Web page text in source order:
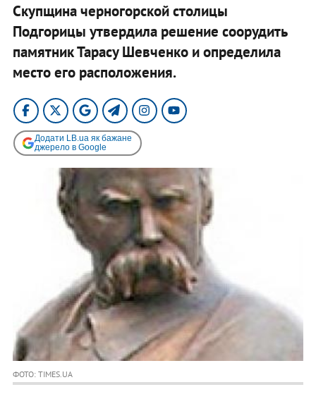
Скупщина черногорской столицы
Подгорицы утвердила решение соорудить
памятник Тарасу Шевченко и определила
место его расположения.
Додати LB.ua як бажане
джерело в Google
ФОТО: TIMES.UA